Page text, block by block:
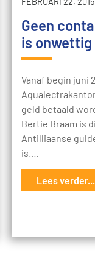
Geen
is onwettig
Vanaf begin juni
geld betaald
Bertie Braam is
Antilliaanse
is.…
Lees verder...